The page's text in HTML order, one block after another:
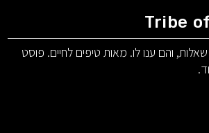
Tribe
והם ענו לו. מאות טיפים לחיים. פוסט